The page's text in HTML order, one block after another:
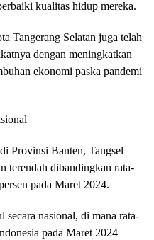
kualitas hidup mereka.
Tangerang Selatan juga telah
dengan meningkatkan
ekonomi paska pandemi
Provinsi Banten, Tangsel
terendah dibandingkan rata-
pada Maret 2024.
secara nasional, di mana rata-
pada Maret 2024